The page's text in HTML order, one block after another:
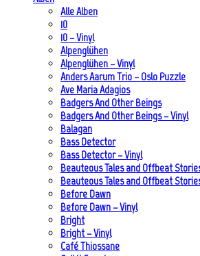
Alle Alben
10
10 – Vinyl
Alpenglühen
Alpenglühen – Vinyl
Anders Aarum Trio – Oslo Puzzle
Ave Maria Adagios
Badgers And Other Beings
Badgers And Other Beings – Vinyl
Balagan
Bass Detector
Bass Detector – Vinyl
Beauteous Tales and Offbeat
Beauteous Tales and Offbeat
Before Dawn
Before Dawn – Vinyl
Bright
Bright – Vinyl
Café Thiossane